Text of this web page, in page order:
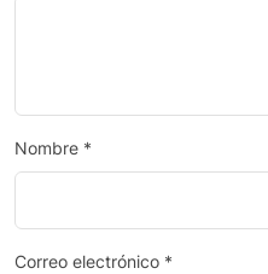
Nombre *
Correo electrónico *